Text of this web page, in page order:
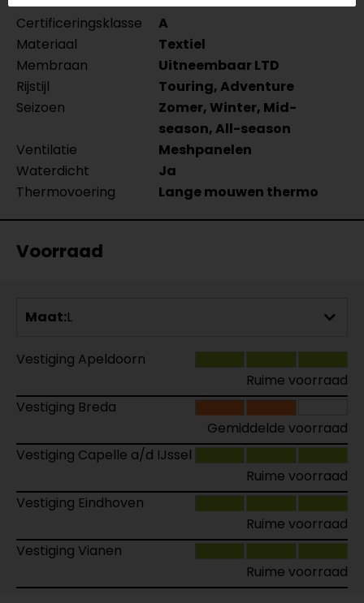
Certificeringsklasse
A
Materiaal
Textiel
Membraan
Uitneembaar LTD
Rijstijl
Touring, Adventure
Seizoen
Zomer, Winter, Mid-
season, All-season
Ventilatie
Meshpanelen
Waterdicht
Ja
Thermovoering
Lange mouwen thermo
Voorraad
Maat:L
Vestiging Apeldoorn
Ruime voorraad
Vestiging Breda
Gemiddelde voorraad
Vestiging Capelle a/d IJssel
Ruime voorraad
Vestiging Eindhoven
Ruime voorraad
Vestiging Vianen
Ruime voorraad